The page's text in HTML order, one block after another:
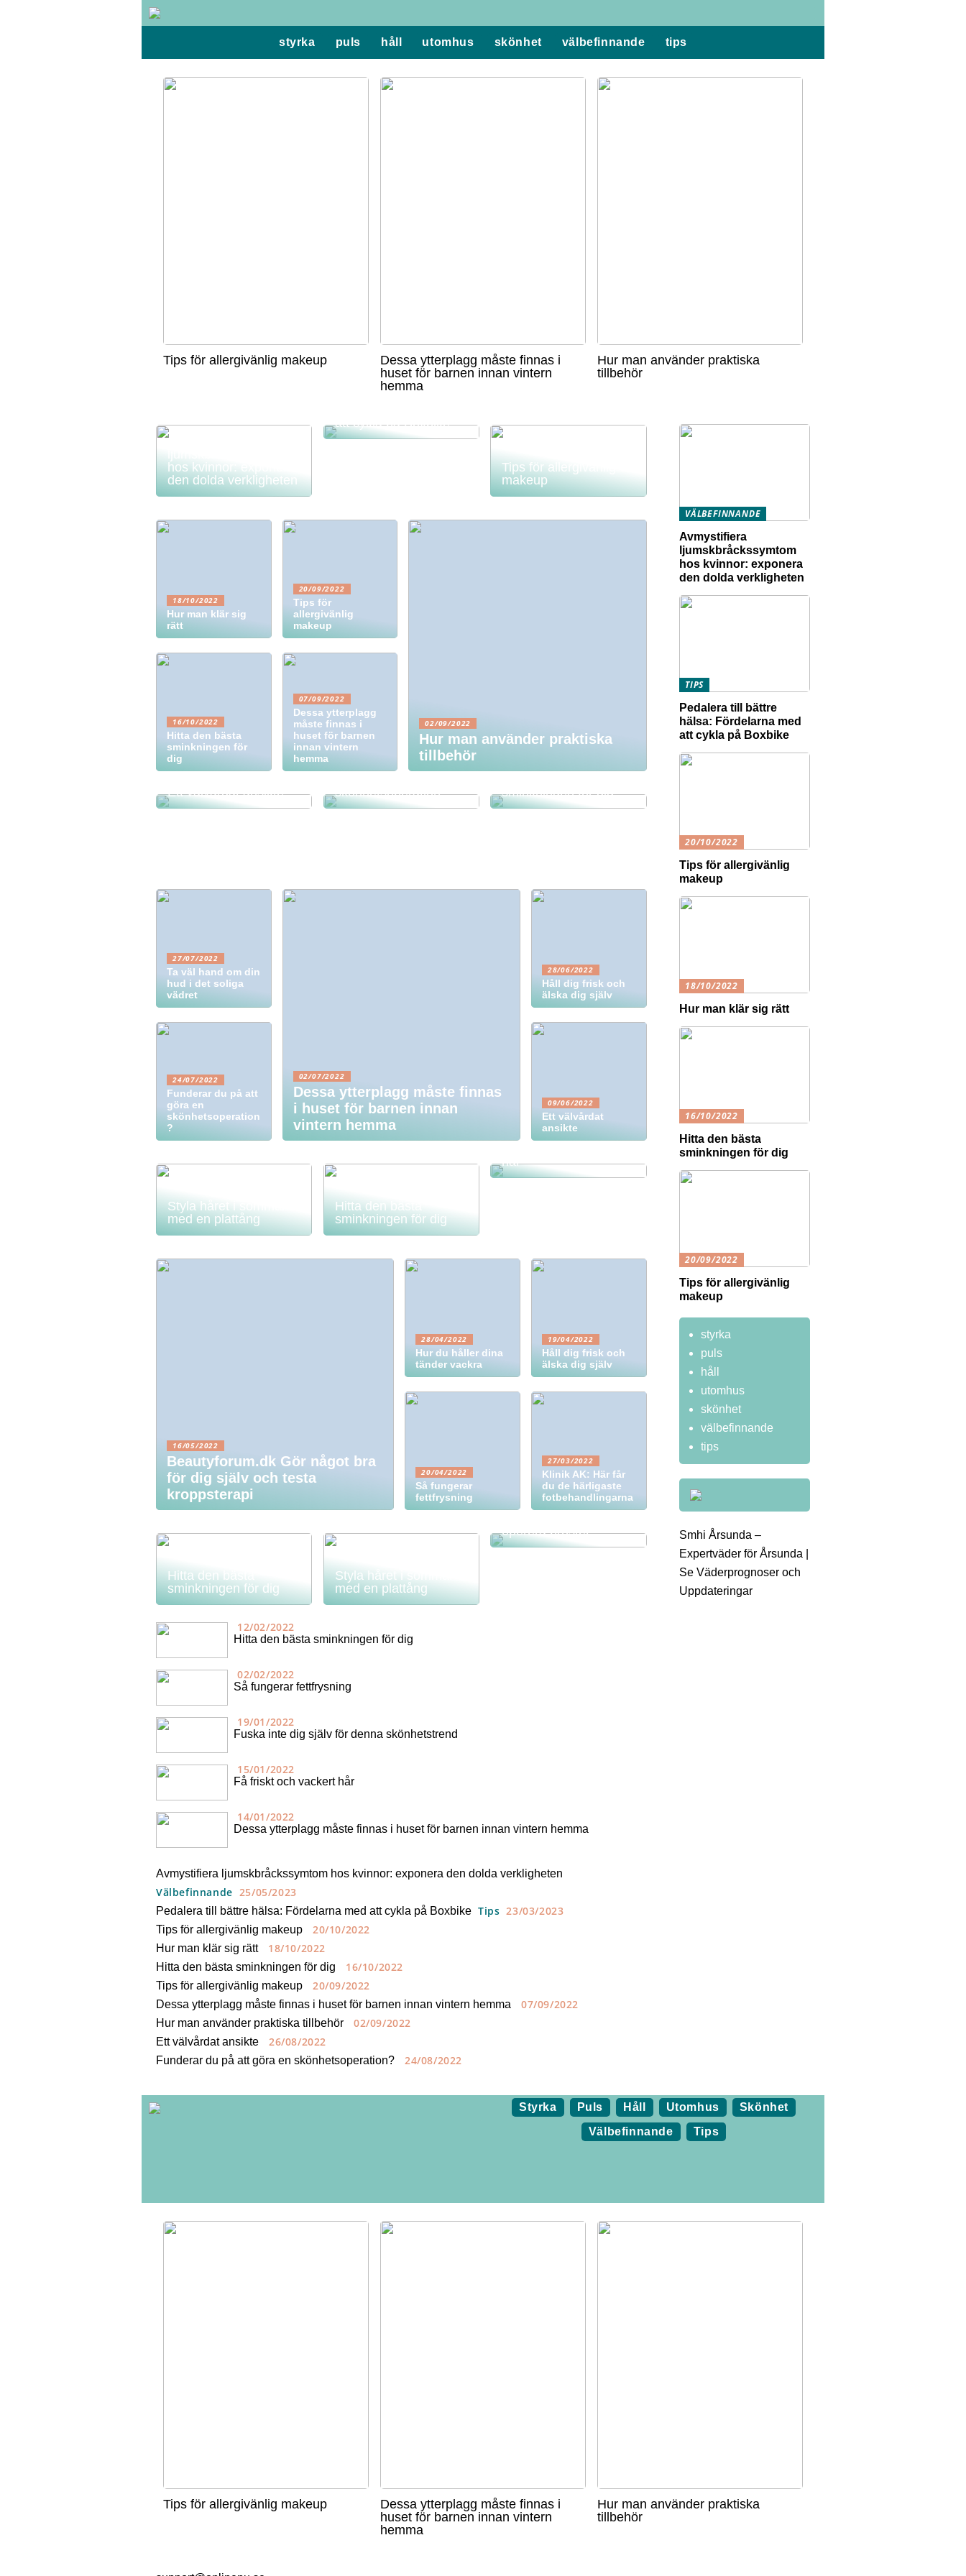
styrka puls håll utomhus skönhet välbefinnande tips
Tips för allergivänlig makeup
Dessa ytterplagg måste finnas i
huset för barnen innan vintern
hemma
Hur man använder praktiska
tillbehör
Avmystifiera
hos kvinnor: exponera
den dolda verkligheten
att cykla på Boxbike
Tips för allergivänlig
makeup
18/10/2022
Hur man klär sig
rätt
16/10/2022
Hitta den bästa
sminkningen för
dig
20/09/2022
Tips för
allergivänlig
makeup
07/09/2022
Dessa ytterplagg
måste finnas i
huset för barnen
innan vintern
hemma
02/09/2022
Hur man använder praktiska
tillbehör
Ett välvårdat ansikte
Funderar du på att
skönhetsoperation?
sminkningen för dig
27/07/2022
Ta väl hand om din
hud i det soliga
vädret
24/07/2022
Funderar du på att
göra en
skönhetsoperation
?
02/07/2022
Dessa ytterplagg måste finnas
i huset för barnen innan
vintern hemma
28/06/2022
Håll dig frisk och
älska dig själv
09/06/2022
Ett välvårdat
ansikte
Styla håret i sommar
med en plattång
Hitta den bästa
sminkningen för dig
hår
16/05/2022
Beautyforum.dk Gör något bra
för dig själv och testa
kroppsterapi
28/04/2022
Hur du håller dina
tänder vackra
20/04/2022
Så fungerar
fettfrysning
19/04/2022
Håll dig frisk och
älska dig själv
27/03/2022
Klinik AK: Här får
du de härligaste
fotbehandlingarna
Hitta den bästa
sminkningen för dig
Styla håret i sommar
med en plattång
operera bröstet
12/02/2022
Hitta den bästa sminkningen för dig
02/02/2022
Så fungerar fettfrysning
19/01/2022
Fuska inte dig själv för denna skönhetstrend
15/01/2022
Få friskt och vackert hår
14/01/2022
Dessa ytterplagg måste finnas i huset för barnen innan vintern hemma
Avmystifiera ljumskbråckssymtom hos kvinnor: exponera den dolda verkligheten
Välbefinnande 25/05/2023
Pedalera till bättre hälsa: Fördelarna med att cykla på Boxbike Tips 23/03/2023
Tips för allergivänlig makeup 20/10/2022
Hur man klär sig rätt 18/10/2022
Hitta den bästa sminkningen för dig 16/10/2022
Tips för allergivänlig makeup 20/09/2022
Dessa ytterplagg måste finnas i huset för barnen innan vintern hemma 07/09/2022
Hur man använder praktiska tillbehör 02/09/2022
Ett välvårdat ansikte 26/08/2022
Funderar du på att göra en skönhetsoperation? 24/08/2022
VÄLBEFINNANDE
Avmystifiera
ljumskbråckssymtom
hos kvinnor: exponera
den dolda verkligheten
TIPS
Pedalera till bättre
hälsa: Fördelarna med
att cykla på Boxbike
20/10/2022
Tips för allergivänlig
makeup
18/10/2022
Hur man klär sig rätt
16/10/2022
Hitta den bästa
sminkningen för dig
20/09/2022
Tips för allergivänlig
makeup
styrka
puls
håll
utomhus
skönhet
välbefinnande
tips
Smhi Årsunda –
Expertväder för Årsunda |
Se Väderprognoser och
Uppdateringar
Styrka Puls Håll Utomhus
Skönhet
Välbefinnande
Tips
Tips för allergivänlig makeup
Dessa ytterplagg måste finnas i
huset för barnen innan vintern
hemma
Hur man använder praktiska
tillbehör